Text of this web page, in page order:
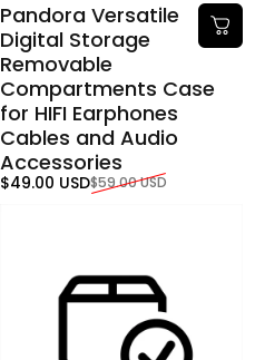
Pandora Versatile
Digital Storage
Removable
Compartments Case
for HIFI Earphones
Cables and Audio
Accessories
販売価格
$49.00 USD
通常価格 $59.00 USD